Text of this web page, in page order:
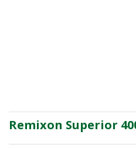
Remixon Superior